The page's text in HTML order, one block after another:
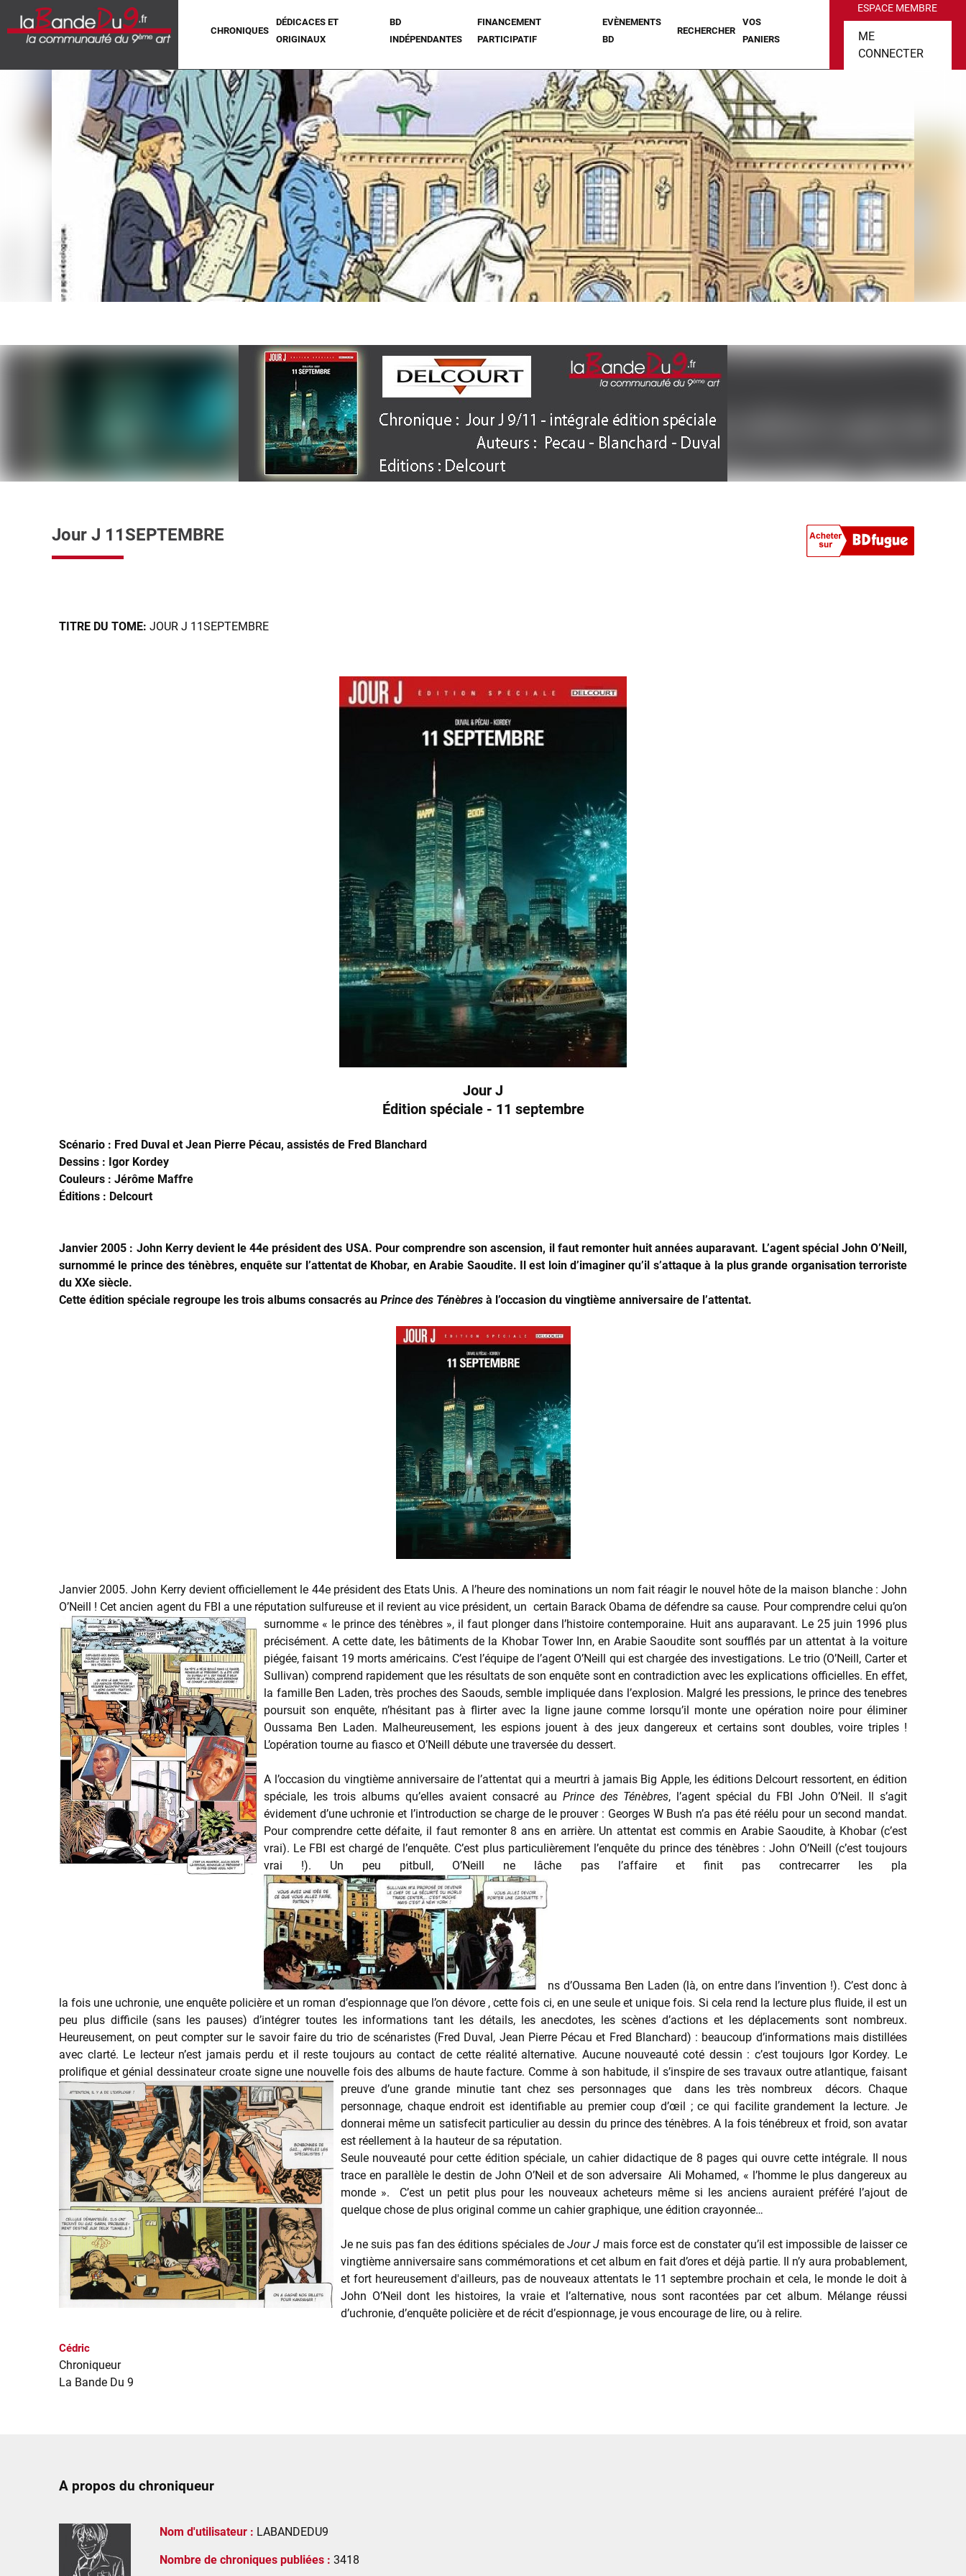
CHRONIQUES
DÉDICACES ET
ORIGINAUX
BD
INDÉPENDANTES
FINANCEMENT
PARTICIPATIF
EVÈNEMENTS
BD
RECHERCHER
VOS
PANIERS
ESPACE MEMBRE
ME
CONNECTER
Jour J 11SEPTEMBRE
TITRE DU TOME: JOUR J 11SEPTEMBRE
Jour J
Édition spéciale - 11 septembre
Scénario : Fred Duval et Jean Pierre Pécau, assistés de Fred Blanchard
Dessins : Igor Kordey
Couleurs : Jérôme Maffre
Éditions : Delcourt
Janvier 2005 : John Kerry devient le 44e président des USA. Pour comprendre son ascension, il faut remonter huit années auparavant. L’agent spécial John O’Neill,
surnommé le prince des ténèbres, enquête sur l’attentat de Khobar, en Arabie Saoudite. Il est loin d’imaginer qu’il s’attaque à la plus grande organisation terroriste
du XXe siècle.
Cette édition spéciale regroupe les trois albums consacrés au Prince des Ténèbres à l’occasion du vingtième anniversaire de l’attentat.
Janvier 2005. John Kerry devient officiellement le 44e président des Etats Unis. A l’heure des nominations un nom fait réagir le nouvel hôte de la maison blanche : John
O’Neill ! Cet ancien agent du FBI a une réputation sulfureuse et il revient au vice président, un certain Barack Obama de défendre sacause. Pour comprendre celui qu’on
surnomme « le prince des ténèbres », il faut plonger dans l’histoire contemporaine. Huit ans auparavant. Le 25 juin 1996 plus
précisément. A cette date, les bâtiments de la Khobar Tower Inn, en Arabie Saoudite sont soufflés par un attentat à la voiture
piégée, faisant 19 morts américains. C’est l’équipe de l’agent O’Neill qui est chargée des investigations. Le trio (O’Neill, Carter et
Sullivan) comprend rapidement que les résultats de son enquête sont en contradiction avec les explications officielles. En effet,
la famille Ben Laden, très proches des Saouds, semble impliquée dans l’explosion. Malgré les pressions, le prince des tenebres
poursuit son enquête, n’hésitant pas à flirter avec la ligne jaune comme lorsqu’il monte une opération noire pour éliminer
Oussama Ben Laden. Malheureusement, les espions jouent à des jeux dangereux et certains sont doubles, voire triples !
L’opération tourne au fiasco et O’Neill débute une traversée du dessert.
A l’occasion du vingtième anniversaire de l’attentat qui a meurtri à jamais Big Apple, les éditions Delcourt ressortent, en édition
spéciale, les trois albums qu’elles avaient consacré au Prince des Ténèbres, l’agent spécial du FBI John O’Neil. Il s’agit
évidement d’une uchronie et l’introduction se charge de le prouver : Georges W Bush n’a pas été réélu pour un second mandat.
Pour comprendre cette défaite, il faut remonter 8 ans en arrière. Un attentat est commis en Arabie Saoudite, à Khobar (c’est
vrai). Le FBI est chargé de l’enquête. C’est plus particulièrement l’enquête du prince des ténèbres : John O’Neill (c’est toujours
vrai !). Un peu pitbull, O’Neill ne lâche pas l’affaire et finit pas contrecarrer les pla
ns d’Oussama Ben Laden (là, on entre dans l’invention !). C’est donc à
la fois une uchronie, une enquête policière et un roman d’espionnage que l’on dévore , cette fois ci, en une seule et unique fois. Si cela rend la lecture plus fluide, il est un
peu plus difficile (sans les pauses) d’intégrer toutes les informations tant les détails, les anecdotes, les scènes d’actions et les déplacements sont nombreux.
Heureusement, on peut compter sur le savoir faire du trio de scénaristes (Fred Duval, Jean Pierre Pécau et Fred Blanchard) : beaucoup d’informations mais distillées
avec clarté. Le lecteur n’est jamais perdu et il reste toujours au contact de cette réalité alternative. Aucune nouveauté coté dessin : c’est toujours Igor Kordey. Le
prolifique et génial dessinateur croate signe une nouvelle fois des albums de haute facture. Comme à son habitude, il s’inspire de ses travaux outre atlantique, faisant
preuve d’une grande minutie tant chez ses personnages que dans les très nombreux décors. Chaque
personnage, chaque endroit est identifiable au premier coup d’œil ; ce qui facilite grandement la lecture. Je
donnerai même un satisfecit particulier au dessin du prince des ténèbres. A la fois ténébreux et froid, son avatar
est réellement à la hauteur de sa réputation.
Seule nouveauté pour cette édition spéciale, un cahier didactique de 8 pages qui ouvre cette intégrale. Il nous
trace en parallèle le destin de John O’Neil et de son adversaire Ali Mohamed, « l’homme le plus dangereux au
monde ». C’est un petit plus pour les nouveaux acheteurs même si les anciens auraient préféré l’ajout de
quelque chose de plus original comme un cahier graphique, une édition crayonnée…
Je ne suis pas fan des éditions spéciales deJour J mais force est de constater qu’il est impossible de laisser ce
vingtième anniversaire sans commémorations et cet album en fait d’ores et déjà partie. Il n’y aura probablement,
et fort heureusement d'ailleurs, pas de nouveaux attentats le 11 septembre prochain et cela, le monde le doit à
John O’Neil dont les histoires, la vraie et l’alternative, nous sont racontées par cet album. Mélange réussi
d’uchronie, d’enquête policière et de récit d’espionnage, je vous encourage de lire, ou à relire.
Cédric
Chroniqueur
La Bande Du 9
A propos du chroniqueur
Nom d'utilisateur : LABANDEDU9
Nombre de chroniques publiées : 3418